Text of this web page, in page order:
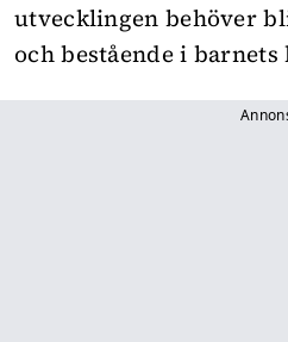
utvecklingen behöver
och bestående i barnets